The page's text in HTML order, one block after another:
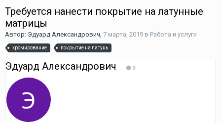
Требуется нанести покрытие на латунные
матрицы
Автор: Эдуард Александрович, 7 марта, 2019 в Работа и услуги
хромирование покрытие на латунь
Эдуард Александрович 0